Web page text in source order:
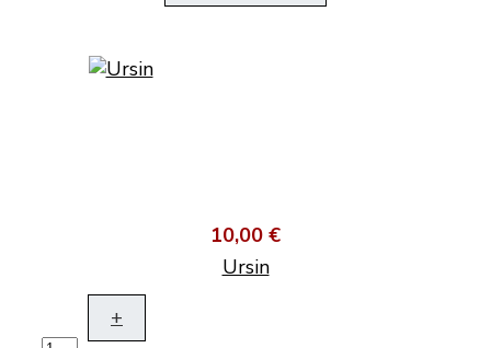
10,00 €
Ursin
+